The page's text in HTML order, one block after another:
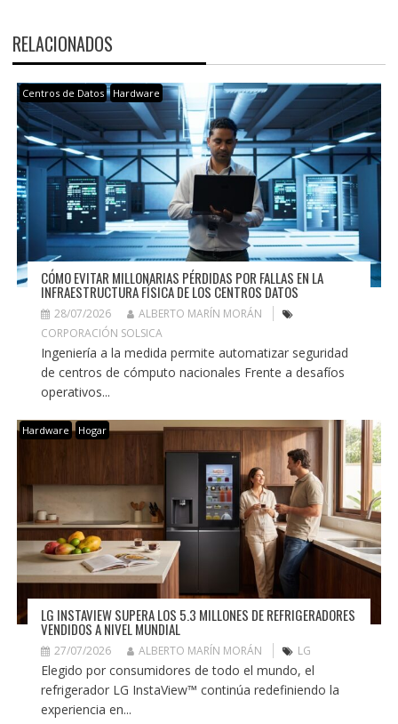
RELACIONADOS
Centros de Datos Hardware
CÓMO EVITAR MILLONARIAS PÉRDIDAS POR FALLAS EN LA
INFRAESTRUCTURA FÍSICA DE LOS CENTROS DATOS
28/07/2026
ALBERTO MARÍN MORÁN
CORPORACIÓN SOLSICA
Ingeniería a la medida permite automatizar seguridad
de centros de cómputo nacionales Frente a desafíos
operativos...
Hardware Hogar
LG INSTAVIEW SUPERA LOS 5.3 MILLONES DE REFRIGERADORES
VENDIDOS A NIVEL MUNDIAL
27/07/2026 ALBERTO MARÍN MORÁN LG
Elegido por consumidores de todo el mundo, el
refrigerador LG InstaView™ continúa redefiniendo la
experiencia en...